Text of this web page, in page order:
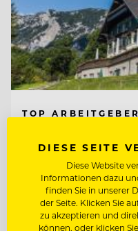
TOP ARBEITGEBER
2651 Reichenau a.
CHEF DE RANG
DIESE SEITE
Diese Website
Informationen dazu
finden Sie in unserer
der Seite. Klicken Sie
zu akzeptieren und
können, oder klicken